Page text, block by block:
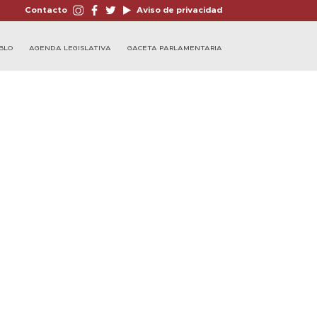
Contacto Aviso de privacidad
AGENDA LEGISLATIVA GACETA PARLAMENTARIA